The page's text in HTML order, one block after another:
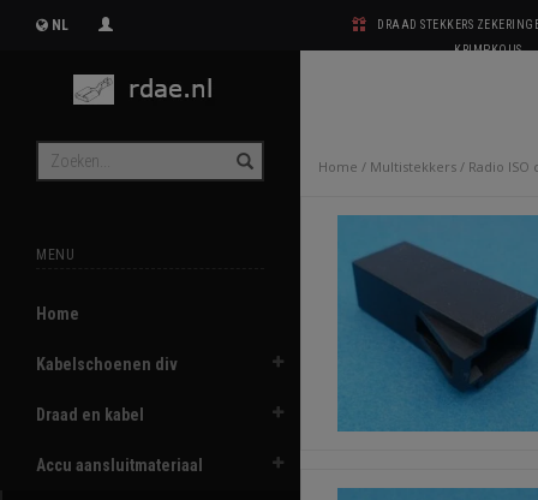
NL
DRAAD STEKKERS
KRIMPKOUS
MENU
Home
Kabelschoenen div
Draad en kabel
Accu aansluitmateriaal
Home / Multistekkers / Radio